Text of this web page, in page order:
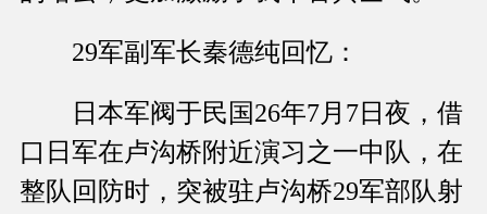
29军副军长秦德纯回忆：
日本军阀于民国26年7月7日夜，借
口日军在卢沟桥附近演习之一中队，在
整队回防时，突被驻卢沟桥29军部队射